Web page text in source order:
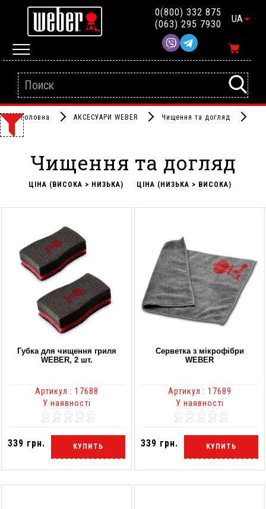
0(800) 332 875
(063) 295 7930
UA
Головна АКСЕСУАРИ WEBER Чищення та догляд
Чищення та догляд
ЦІНА (ВИСОКА > НИЗЬКА) ЦІНА (НИЗЬКА > ВИСОКА)
Губка для чищення гриля
WEBER, 2 шт.
Артикул : 17688
У наявності
339 грн. КУПИТЬ
Серветка з мікрофібри
WEBER
Артикул : 17689
У наявності
339 грн. КУПИТЬ